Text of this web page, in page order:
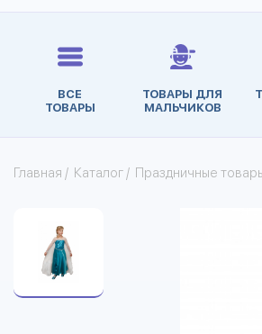
ВСЕ
ТОВАРЫ
ТОВАРЫ ДЛЯ
МАЛЬЧИКОВ
Главная / Каталог / Праздничные